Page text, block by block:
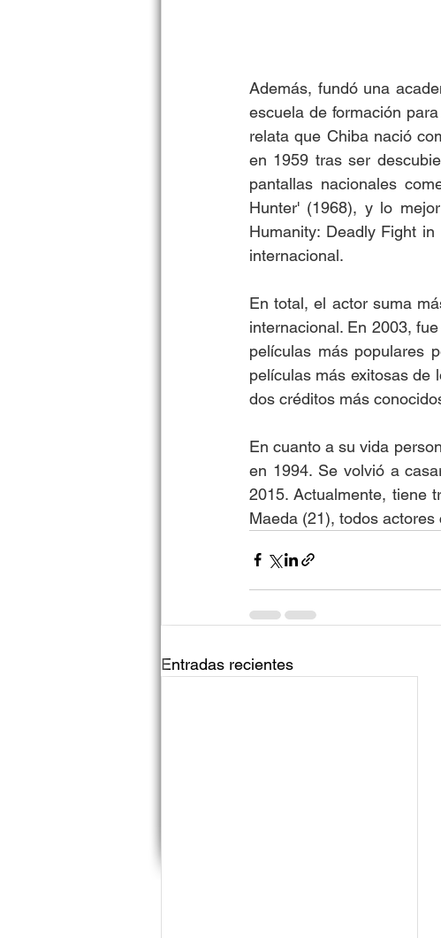
Además, fundó una
escuela de formación
relata que Chiba nació
en 1959 tras ser
pantallas nacionales
Hunter' (1968), y lo
Humanity: Deadly Fight
internacional.
En total, el actor suma
internacional. En 2003,
películas más populares
películas más exitosas de
dos créditos más
En cuanto a su vida
en 1994. Se volvió a
2015. Actualmente, tiene
Maeda (21), todos actores
Entradas recientes